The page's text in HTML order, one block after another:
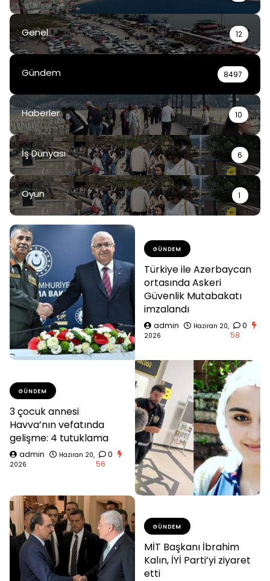
Genel 12
Gündem 8497
Haberler 10
İş Dünyası 6
Oyun 1
GÜNDEM
Türkiye ile Azerbaycan
ortasında Askeri
Güvenlik Mutabakatı
imzalandı
admin
Haziran 20,
2026
0
58
GÜNDEM
3 çocuk annesi
Havva’nın vefatında
gelişme: 4 tutuklama
admin
Haziran 20,
2026
0
56
GÜNDEM
MİT Başkanı İbrahim
Kalın, İYİ Parti’yi ziyaret
etti